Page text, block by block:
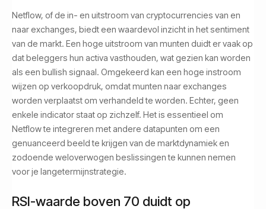
Netflow, of de in- en uitstroom van cryptocurrencies van en
naar exchanges, biedt een waardevol inzicht in het sentiment
van de markt. Een hoge uitstroom van munten duidt er vaak op
dat beleggers hun activa vasthouden, wat gezien kan worden
als een bullish signaal. Omgekeerd kan een hoge instroom
wijzen op verkoopdruk, omdat munten naar exchanges
worden verplaatst om verhandeld te worden. Echter, geen
enkele indicator staat op zichzelf. Het is essentieel om
Netflow te integreren met andere datapunten om een
genuanceerd beeld te krijgen van de marktdynamiek en
zodoende weloverwogen beslissingen te kunnen nemen
voor je langetermijnstrategie.
RSI-waarde boven 70 duidt op